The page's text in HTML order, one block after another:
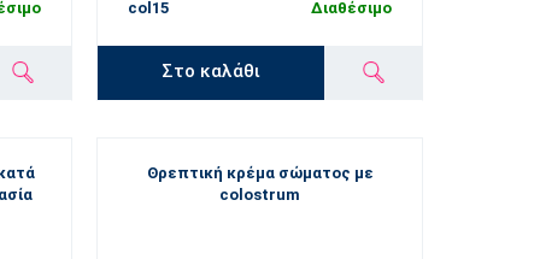
col15 Διαθέσιμο
Στο καλάθι
Θρεπτική κρέμα σώματος με
colostrum